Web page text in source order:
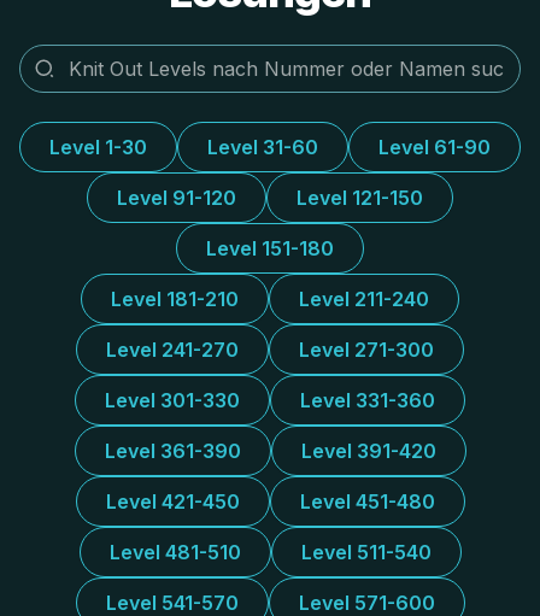
Level 1-30 Level 31-60 Level 61-90
Level 91-120 Level 121-150
Level 151-180
Level 181-210 Level 211-240
Level 241-270 Level 271-300
Level 301-330 Level 331-360
Level 361-390 Level 391-420
Level 421-450 Level 451-480
Level 481-510 Level 511-540
Level 541-570 Level 571-600